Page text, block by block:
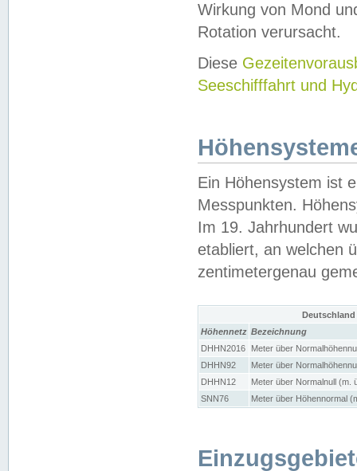
Wirkung von Mond
Rotation verursacht.
Diese
Seeschifffahrt und
Ein Höhensystem ist
Messpunkten.
Im 19. Jahrhundert
etabliert, an welchen
zentimetergenau
Höhennetz Bezeichnung
DHHN2016
Meter über
DHHN92
Meter über
DHHN12
Meter über Normalnull (m.
SNN76
Meter über Höhennormal